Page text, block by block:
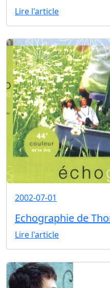
Lire l'article
2002-07-01
Echographie de
Lire l'article